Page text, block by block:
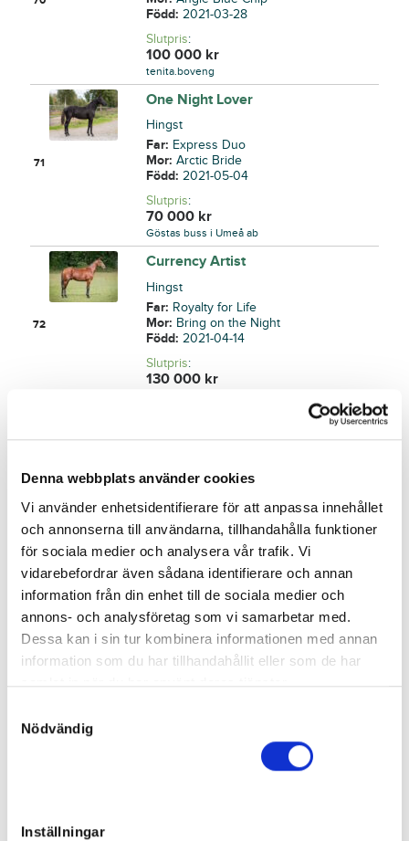
Denna webbplats använder cookies
Vi använder enhetsidentifierare för att anpassa innehållet
och annonserna till användarna, tillhandahålla funktioner
för sociala medier och analysera vår trafik. Vi
vidarebefordrar även sådana identifierare och annan
information från din enhet till de sociala medier och
annons- och analysföretag som vi samarbetar med.
Dessa kan i sin tur kombinera informationen med annan
information som du har tillhandahållit eller som de har
samlat in när du har använt deras tjänster.
Nödvändig
Inställningar
Född:2021-03-28
Slutpris:
100 000 kr
tenita.boveng
71
One Night Lover
Hingst
Far: Express Duo
Mor:Arctic Bride
Född:2021-05-04
Slutpris:
70 000 kr
Göstas buss i Umeå ab
72
Currency Artist
Hingst
Far: Royalty for Life
Mor: Bring on the Night
Född:2021-04-14
Slutpris:
130 000 kr
73
Far:
Explosive Matter
Mor:Cagnes Sur Mer
Född:2021-04-05
Slutpris:
Åter
Catch Lane
Sto
Far:
Campo Bahia
Mor:Captivating Ås
Född:2021-05-15
Osåld